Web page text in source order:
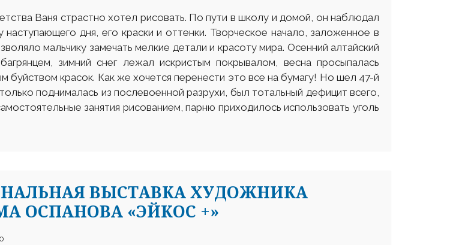
Ваня страстно хотел рисовать. По пути в школу и домой, он наблюдал
наступающего дня, его краски и оттенки. Творческое начало, заложенное в
мальчику замечать мелкие детали и красоту мира. Осенний алтайский
зимний снег лежал искристым покрывалом, весна просыпалась
буйством красок. Как же хочется перенести это все на бумагу! Но шел 47-й
поднималась из послевоенной разрухи, был тотальный дефицит всего,
занятия рисованием, парню приходилось использовать уголь
ВЫСТАВКА ХУДОЖНИКА
ОСПАНОВА «ЭЙКОС +»